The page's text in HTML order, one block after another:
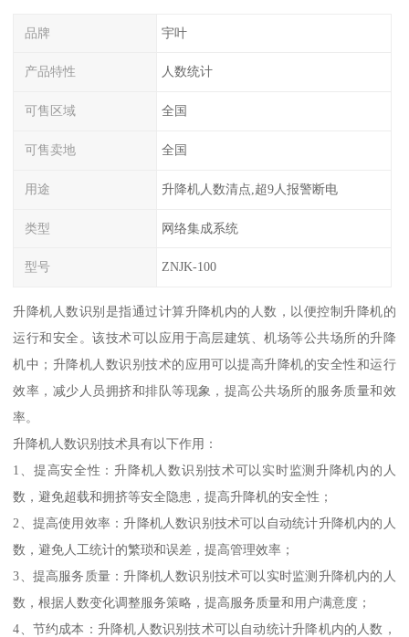
品牌 宇叶
产品特性 人数统计
可售区域 全国
可售卖地 全国
用途 升降机人数清点,超9人报警断电
类型 网络集成系统
型号 ZNJK-100
升降机人数识别是指通过计算升降机内的人数，以便控制升降机的
运行和安全。该技术可以应用于高层建筑、机场等公共场所的升降
机中；升降机人数识别技术的应用可以提高升降机的安全性和运行
效率，减少人员拥挤和排队等现象，提高公共场所的服务质量和效
率。
升降机人数识别技术具有以下作用：
1、提高安全性：升降机人数识别技术可以实时监测升降机内的人
数，避免超载和拥挤等安全隐患，提高升降机的安全性；
2、提高使用效率：升降机人数识别技术可以自动统计升降机内的人
数，避免人工统计的繁琐和误差，提高管理效率；
3、提高服务质量：升降机人数识别技术可以实时监测升降机内的人
数，根据人数变化调整服务策略，提高服务质量和用户满意度；
4、节约成本：升降机人数识别技术可以自动统计升降机内的人数，